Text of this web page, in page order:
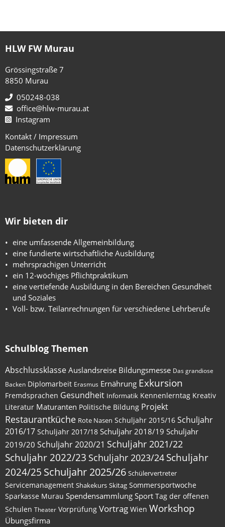
HLW FW Murau
Grössingstraße 7
8850 Murau
050248-038
office@hlw-murau.at
Instagram
Kontakt / Impressum
Datenschutzerklärung
Wir bieten dir
eine umfassende Allgemeinbildung
eine fundierte wirtschaftliche Ausbildung
mehrsprachigen Unterricht
ein 12-wöchiges Pflichtpraktikum
eine vertiefende Ausbildung in den Bereichen Gesundheit
und Soziales
Voll- bzw. Teilanrechnungen für verschiedene Lehrberufe
Schulblog Themen
AbschlussklasseAuslandsreise Bildungsmesse Das grandiose
Backen Diplomarbeit Erasmus Ernährung Exkursion
Fremdsprachen Gesundheit Informatik Kennenlerntag Kreativ
Literatur Maturanten Politische Bildung Projekt
Restaurantküche Rote Nasen Schuljahr 2015/16 Schuljahr
2016/17 Schuljahr 2017/18 Schuljahr 2018/19 Schuljahr
2019/20 Schuljahr 2020/21 Schuljahr 2021/22
Schuljahr 2022/23 Schuljahr 2023/24 Schuljahr
2024/25 Schuljahr 2025/26 Schülervertreter
Servicemanagement Shakekurs Skitag Sommersportwoche
Sparkasse Murau Spendensammlung Sport Tag der offenen
Schulen Theater Vorprüfung Vortrag Wien Workshop
Übungsfirma